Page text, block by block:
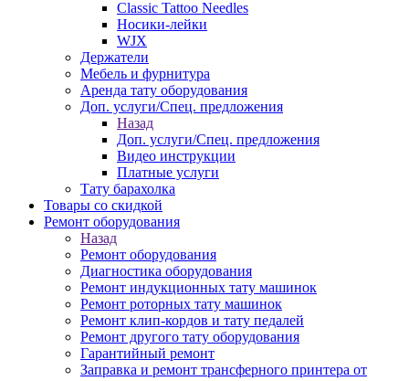
Classic Tattoo Needles
Носики-лейки
WJX
Держатели
Мебель и фурнитура
Аренда тату оборудования
Доп. услуги/Спец. предложения
Назад
Доп. услуги/Спец. предложения
Видео инструкции
Платные услуги
Тату барахолка
Товары со скидкой
Ремонт оборудования
Назад
Ремонт оборудования
Диагностика оборудования
Ремонт индукционных тату машинок
Ремонт роторных тату машинок
Ремонт клип-кордов и тату педалей
Ремонт другого тату оборудования
Гарантийный ремонт
Заправка и ремонт трансферного принтера от